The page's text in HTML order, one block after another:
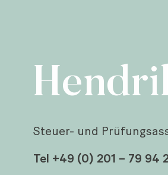
Steuer- und
Tel +49 (0) 201 – 79 94